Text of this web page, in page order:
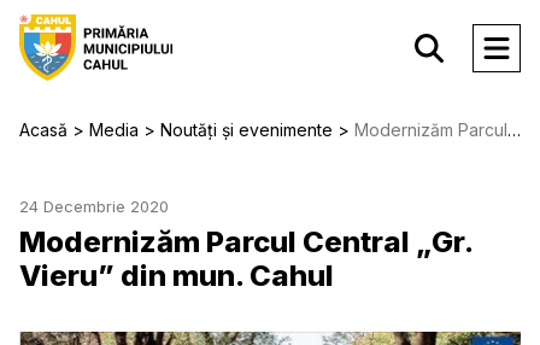
Acasă Media Noutăți și evenimente Modernizăm Parcul Central „Gr. Vieru” din mun. Cahul
24 Decembrie 2020
Modernizăm Parcul Central „Gr.
Vieru” din mun. Cahul